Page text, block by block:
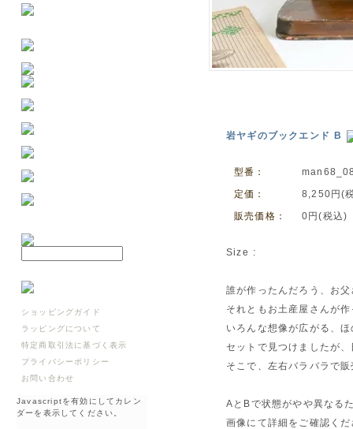
岩ヤギのブックエンド B
型番：
定価：
8,250円(
販売価格：
0円(税込)
Size :
誰が作ったんだろう、お
それともお土産屋さんが
いろんな想像が広がる、
セットで見つけましたが
そこで、左右バラバラで
AとBで状態がやや異なる
画像にて詳細をご確認く
ショッピングガイド
ラッピングについて
特定商取引法に基づく表示
プライバシーポリシー
お問い合わせ
Javascriptを有効にしてカレン
ダーを表示してください。